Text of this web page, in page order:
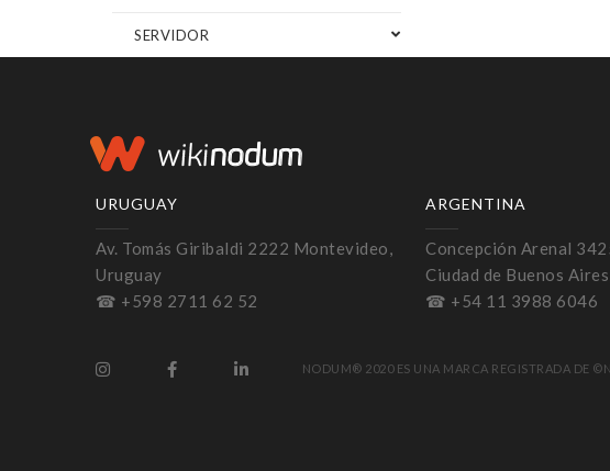
SERVIDOR
URUGUAY
Av. Tomás Giribaldi 2222 Montevideo,
Uruguay
☎ +598 2711 62 52
ARGENTINA
Concepción Arenal
Ciudad de Buenos
☎ +54 11 3988 6046
NODUM® 2020 ES UNA MARCA REGISTRADA DE